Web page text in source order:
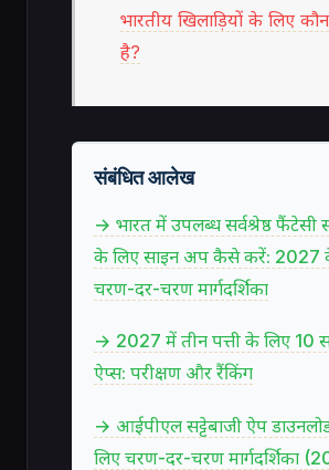
भारतीय खिलाड़ियों के लिए
है?
संबंधित आलेख
→ भारत में उपलब्ध सर्वश्रेष्ठ फैंटेसी
के लिए साइन अप कैसे करें: 2027
चरण-दर-चरण मार्गदर्शिका
→ 2027 में तीन पत्ती के लिए 10
ऐप्स: परीक्षण और रैंकिंग
→ आईपीएल सट्टेबाजी ऐप
लिए चरण-दर-चरण मार्गदर्शिका